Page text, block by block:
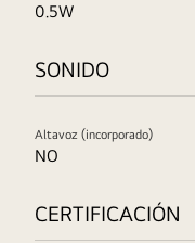
0.5W
SONIDO
Altavoz (incorporado)
NO
CERTIFICACIÓN